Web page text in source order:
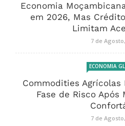
Economia
em 2026, Mas
Limitam
7 de
ECONOMIA
Commodities Agrícolas
Fase de Risco Após
7 de